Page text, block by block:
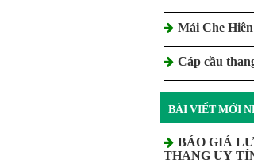
Mái Che
Cáp cầu
BÀI VIẾT MỚI
BÁO GIÁ
THANG UY